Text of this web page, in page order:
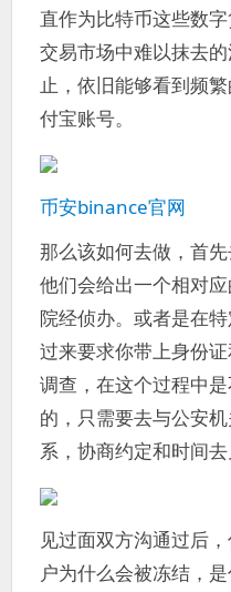
直作为比特币这些数
交易市场中难以抹去
止，依旧能够看到频
付宝账号。
币安binance官网
那么该如何去做，首
他们会给出一个相对
院经侦办。或者是在
过来要求你带上身份
调查，在这个过程中
的，只需要去与公安
系，协商约定和时间去
见过面双方沟通过后
户为什么会被冻结，